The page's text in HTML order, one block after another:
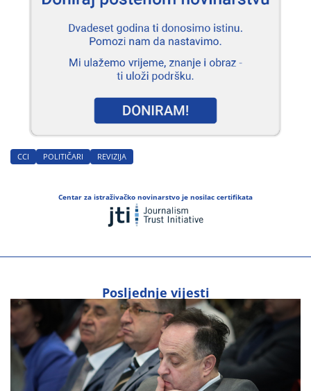
CCI POLITIČARI REVIZIJA
Centar za istraživačko novinarstvo je nosilac certifikata
Posljednje vijesti